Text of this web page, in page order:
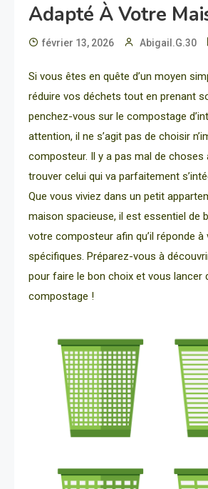
Adapté À Votre
février 13, 2026 Abigail.G.30
Si vous êtes en quête d’un moyen
réduire vos déchets tout en prenant
penchez-vous sur le compostage
attention, il ne s’agit pas de choisir
composteur. Il y a pas mal de choses
trouver celui qui va parfaitement
Que vous viviez dans un petit
maison spacieuse, il est essentiel de
votre composteur afin qu’il réponde à
spécifiques. Préparez-vous à
pour faire le bon choix et vous lancer
compostage !